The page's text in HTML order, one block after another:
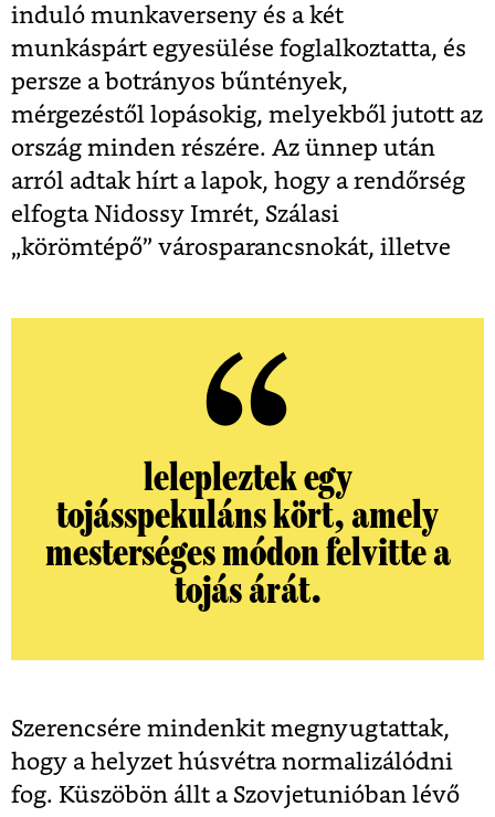
induló munkaverseny és a két
munkáspárt egyesülése foglalkoztatta, és
persze a botrányos bűntények,
mérgezéstől lopásokig, melyekből jutott az
ország minden részére. Az ünnep után
arról adtak hírt a lapok, hogy a rendőrség
elfogta Nidossy Imrét, Szálasi
„körömtépő” városparancsnokát, illetve
lelepleztek egy
tojásspekuláns kört, amely
mesterséges módon felvitte a
tojás árát.
Szerencsére mindenkit megnyugtattak,
hogy a helyzet húsvétra normalizálódni
fog. Küszöbön állt a Szovjetunióban lévő